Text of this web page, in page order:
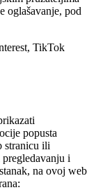
oglašavanje, pod
TikTok
popusta
stranicu ili
i
na ovoj web